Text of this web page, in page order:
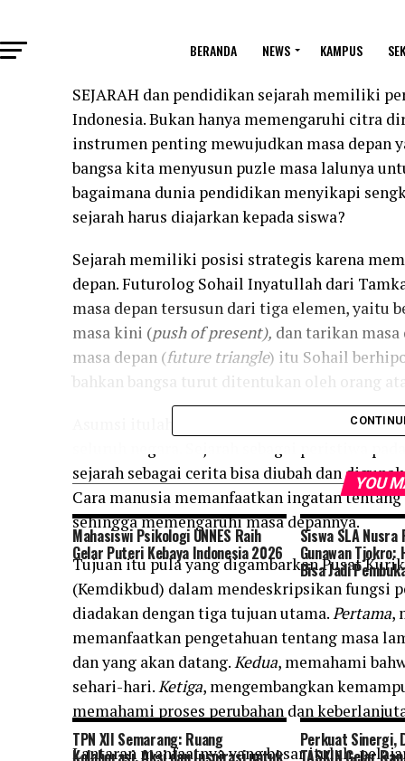
BERANDA NEWS KAMPUS
SEJARAH dan pendidikan sejarah memiliki
Indonesia. Bukan hanya memengaruhi citra
instrumen penting mewujudkan masa depan
bangsa kita menyusun puzle masa lalunya
bagaimana dunia pendidikan menyikapi
sejarah harus diajarkan kepada siswa?
Sejarah memiliki posisi strategis karena
depan. Futurolog Sohail Inyatullah dari
masa depan tersusun dari tiga elemen, yaitu
masa kini (push of present), dan tarikan masa
masa depan (future triangle) itu Sohail
bahkan bangsa turut ditentukan oleh orang
Asumsi itulah yang membuat pelajaran
sejarah sebagai cerita bisa diubah dan
Cara manusia memanfaatkan ingatan
sehingga memengaruhi masa depannya.
Tujuan itu pula yang digambarkan Pusat
(Kemdikbud) dalam mendeskripsikan fungsi
diadakan dengan tiga tujuan utama.Pertama,
memanfaatkan pengetahuan tentang masa
dan yang akan datang.Kedua, memahami
sehari-hari.Ketiga, mengembangkan
memahami proses perubahan dan
Lantaran manfaatnya yang besar itulah,
YOU
Mahasiswi Psikologi UNNES Raih
Gelar Puteri Kebaya Indonesia 2026
Siswa SLA Nusra
Gunawan Tjokro:
Bisa Jadi
TPN XII Semarang: Ruang
Kolaborasi, Aksi dan Inspirasi untuk
Perkuat Sinergi,
TASKIN Gelar